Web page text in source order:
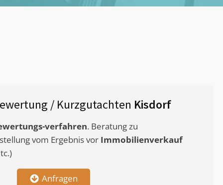
/ Kurzgutachten Kisdorf
verfahren. Beratung zu
vom Ergebnis vor Immobilienverkauf
Anfragen